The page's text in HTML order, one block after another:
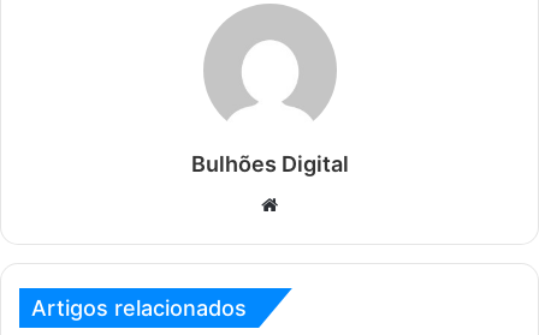
Bulhões Digital
Website
Artigos relacionados